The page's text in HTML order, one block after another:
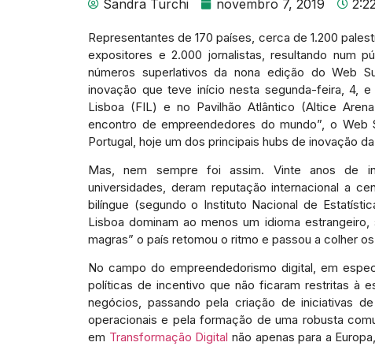
Sandra Turchi novembro 7, 2019
Representantes de 170 países, cerca de 1.200
expositores e 2.000 jornalistas, resultando num
números superlativos da nona edição do Web
inovação que teve início nesta segunda-feira, 4,
Lisboa (FIL) e no Pavilhão Atlântico (Altice
encontro de empreendedores do mundo”, o
Portugal, hoje um dos principais hubs de inovação
Mas, nem sempre foi assim. Vinte anos de
universidades, deram reputação internacional a
bilíngue (segundo o Instituto Nacional de
Lisboa dominam ao menos um idioma
magras” o país retomou o ritmo e passou a colher
No campo do empreendedorismo digital, em
políticas de incentivo que não ficaram restritas à
negócios, passando pela criação de iniciativas
operacionais e pela formação de uma robusta
em Transformação Digital não apenas para a